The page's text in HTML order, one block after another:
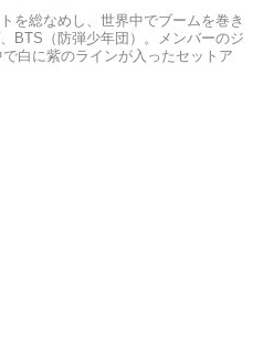
を総なめし、世界中でブームを巻き
BTS（防弾少年団）。メンバーのジ
白に紫のラインが入ったセットア